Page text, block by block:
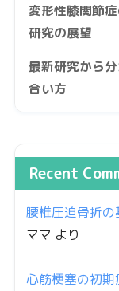
変形性膝関節
研究の展望
最新研究から
合い方
Recent
腰椎圧迫骨折
ママ より
心筋梗塞の初